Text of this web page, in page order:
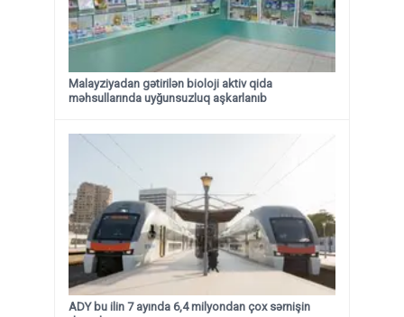
Malayziyadan gətirilən bioloji aktiv qida
məhsullarında uyğunsuzluq aşkarlanıb
ADY bu ilin 7 ayında 6,4 milyondan çox sərnişin